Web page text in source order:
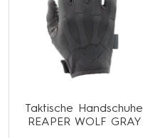
Taktische Handschuhe
REAPER WOLF GRAY